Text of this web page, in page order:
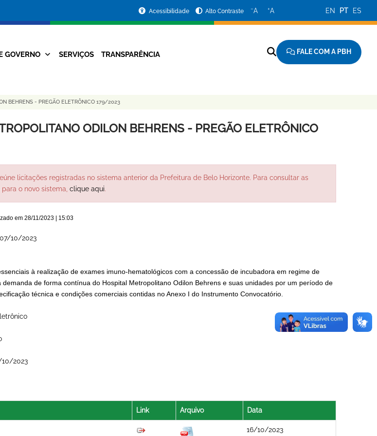
da
Prefeitura
Acessibilidade Alto Contraste −A +A EN PT ES
Navegação
GOVERNO SERVIÇOS TRANSPARÊNCIA FALE COM A PBH
BEHRENS - PREGÃO ELETRÔNICO 179/2023
ODILON BEHRENS - PREGÃO ELETRÔNICO
licitações registradas no sistema anterior da Prefeitura de Belo Horizonte. Para consultar as
o novo sistema, clique aqui.
em 28/11/2023 | 15:03
07/10/2023
à realização de exames imuno-hematológicos com a concessão de incubadora em regime de
de forma contínua do Hospital Metropolitano Odilon Behrens e suas unidades por um período de
técnica e condições comerciais contidas no Anexo I do Instrumento Convocatório.
2023
Link Arquivo Data
16/10/2023